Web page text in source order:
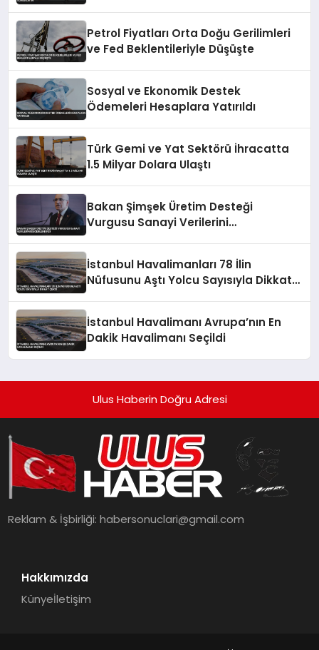
Petrol Fiyatları Orta Doğu Gerilimleri
ve Fed Beklentileriyle Düşüşte
Sosyal ve Ekonomik Destek
Ödemeleri Hesaplara Yatırıldı
Türk Gemi ve Yat Sektörü İhracatta
1.5 Milyar Dolara Ulaştı
Bakan Şimşek Üretim Desteği
Vurgusu Sanayi Verilerini
İstanbul Havalimanları 78 İlin
Nüfusunu Aştı Yolcu Sayısıyla Dikkat
İstanbul Havalimanı Avrupa’nın En
Dakik Havalimanı Seçildi
Ulus Haberin Doğru Adresi
Reklam & İşbirliği:habersonuclari@gmail.com
Hakkımızda
Künyeİletişim